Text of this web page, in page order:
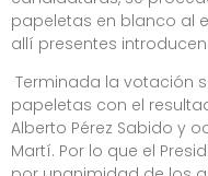
papeletas en blanco al
allí presentes
Terminada la votación
papeletas con el
Alberto Pérez Sabido y
Martí. Por lo que el